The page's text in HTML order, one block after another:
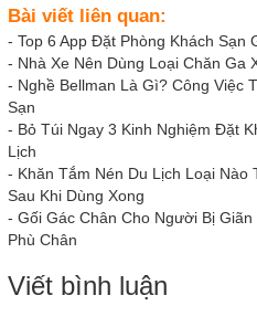
Bài viết liên quan:
- Top 6 App Đặt Phòng Khách Sạn
- Nhà Xe Nên Dùng Loại Chăn Ga
- Nghề Bellman Là Gì? Công Việc
Sạn
- Bỏ Túi Ngay 3 Kinh Nghiệm Đặt
Lịch
- Khăn Tắm Nén Du Lịch Loại Nào
Sau Khi Dùng Xong
- Gối Gác Chân Cho Người Bị
Phù Chân
Viết bình luận